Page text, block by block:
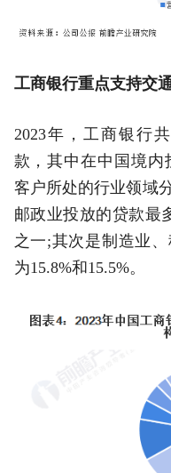
工商银行重点支持交
2023年，工商银行
款，其中在中国境内
客户所处的行业领域
邮政业投放的贷款最
之一;其次是制造业
为15.8%和15.5%。